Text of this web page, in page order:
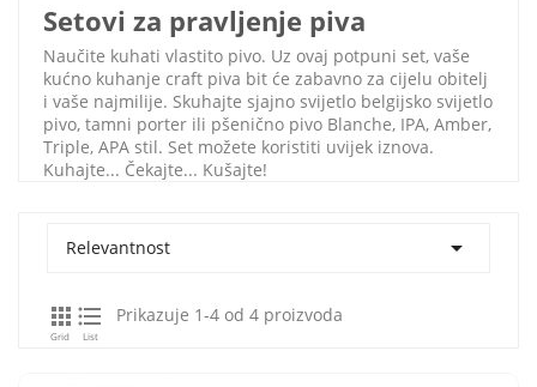
Setovi za pravljenje piva
Naučite kuhati vlastito pivo. Uz ovaj potpuni set, vaše
kućno kuhanje craft piva bit će zabavno za cijelu obitelj
i vaše najmilije. Skuhajte sjajno svijetlo belgijsko svijetlo
pivo, tamni porter ili pšenično pivo Blanche, IPA, Amber,
Triple, APA stil. Set možete koristiti uvijek iznova.
Kuhajte... Čekajte... Kušajte!
Relevantnost 

Grid

List
Prikazuje 1-4 od 4 proizvoda